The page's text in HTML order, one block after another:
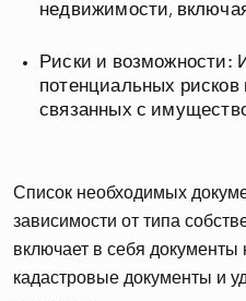
недвижимости,
Риски и возможности:
потенциальных
связанных с
Список необходимых
зависимости от типа
включает в себя документы
кадастровые документы и